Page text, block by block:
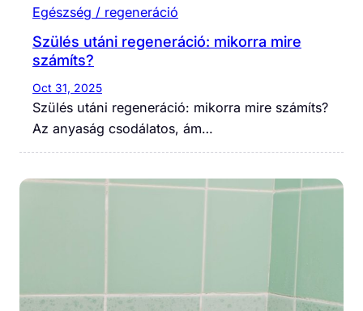
Egészség / regeneráció
Szülés utáni regeneráció: mikorra mire
számíts?
Oct 31, 2025
Szülés utáni regeneráció: mikorra mire számíts?
Az anyaság csodálatos, ám…